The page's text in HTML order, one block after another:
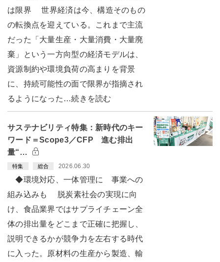
は限界 世界経済は今、構造そのもの
の転換点を迎えている。これまで主流
だった「大量生産・大量消費・大量廃
棄」という一方向型の経済モデルは、
資源制約や環境負荷の高まりを背景
に、持続可能性の面で限界が指摘され
るようになった…続きを読む
サステナビリティ特集：新時代のキー
ワード＝Scope3／CFP 進む排出
量“…
特集 総合 2026.06.30
◆環境対応、一体管理に 事業への
組み込みも 脱炭素社会の実現に向
け、食品業界ではサプライチェーン全
体の排出量をどこまで正確に把握し、
説明できるかが競争力を左右する時代
に入った。原材料の生産から製造、輸